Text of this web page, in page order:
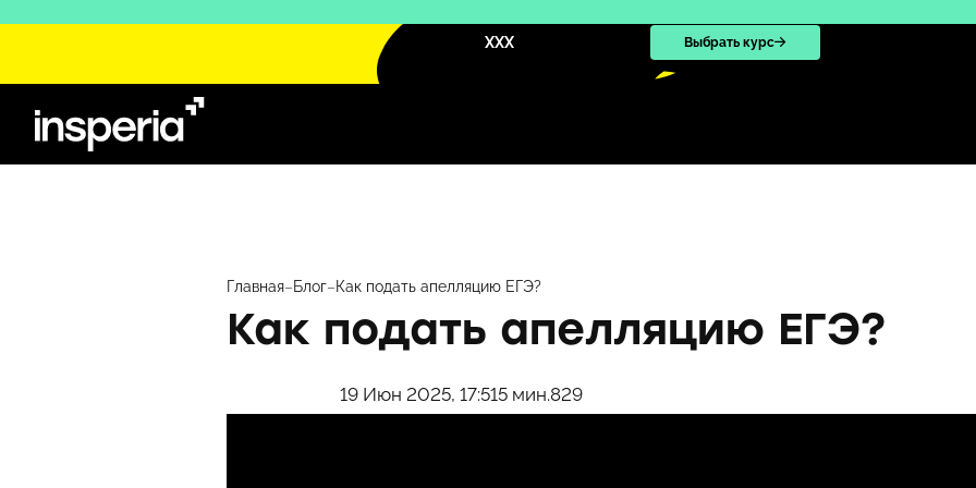
XXX Выбрать курс
Главная–Блог–Как подать апелляцию ЕГЭ?
Как подать апелляцию ЕГЭ?
19 Июн 2025, 17:515 мин.829